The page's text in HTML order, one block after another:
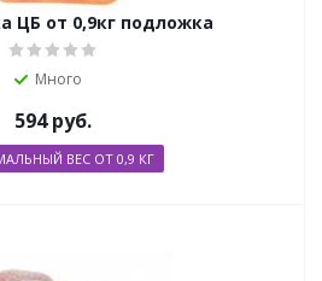
ЦБ от 0,9кг подложка
Много
594руб.
ВЕС ОТ 0,9 КГ